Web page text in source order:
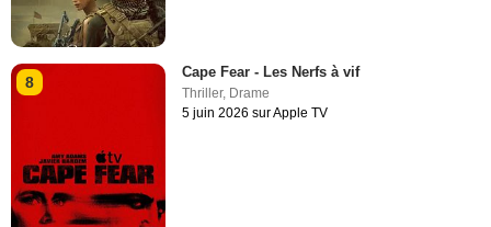
8
Cape Fear - Les Nerfs à vif
Thriller, Drame
5 juin 2026 sur Apple TV